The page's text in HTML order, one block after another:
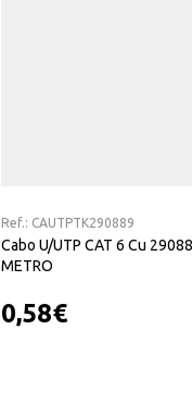
Ref.: CAUTPTK290889
Cabo U/UTP CAT 6 Cu
METRO
0,58€